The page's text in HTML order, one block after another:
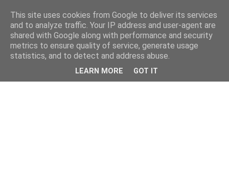
This site uses cookies from Google to deliver its services
and to analyze traffic. Your IP address and user-agent are
shared with Google along with performance and security
metrics to ensure quality of service, generate usage
statistics, and to detect and address abuse.
LEARN MORE GOT IT